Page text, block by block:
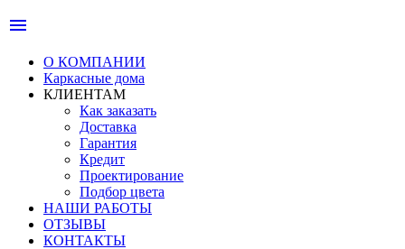
menu
О КОМПАНИИ
Каркасные дома
КЛИЕНТАМ
Как заказать
Доставка
Гарантия
Кредит
Проектирование
Подбор цвета
НАШИ РАБОТЫ
ОТЗЫВЫ
КОНТАКТЫ